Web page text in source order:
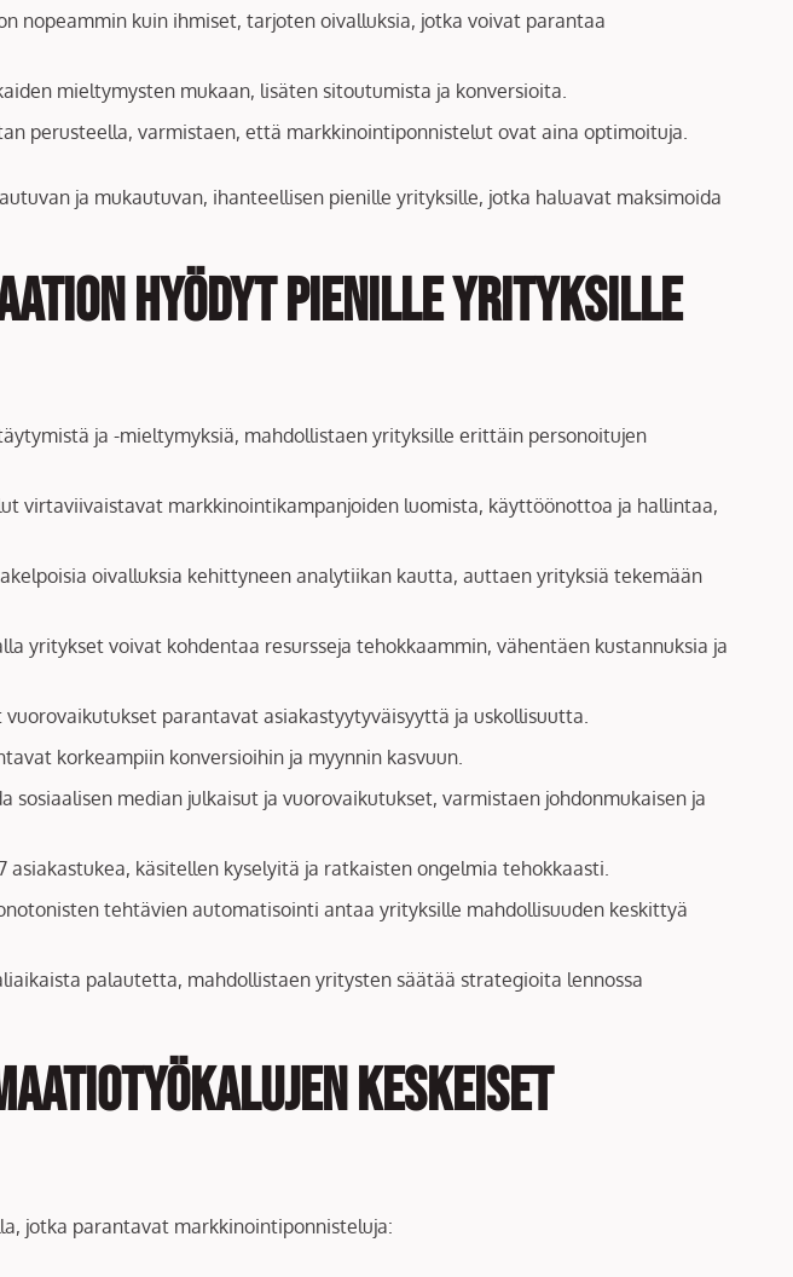
nopeammin kuin ihmiset, tarjoten oivalluksia, jotka voivat parantaa
mieltymysten mukaan, lisäten sitoutumista ja konversioita.
perusteella, varmistaen, että markkinointiponnistelut ovat aina optimoituja.
ja mukautuvan, ihanteellisen pienille yrityksille, jotka haluavat maksimoida
hyödyt pienille yrityksille
ja -mieltymyksiä, mahdollistaen yrityksille erittäin personoitujen
virtaviivaistavat markkinointikampanjoiden luomista, käyttöönottoa ja hallintaa,
oivalluksia kehittyneen analytiikan kautta, auttaen yrityksiä tekemään
yritykset voivat kohdentaa resursseja tehokkaammin, vähentäen kustannuksia ja
parantavat asiakastyytyväisyyttä ja uskollisuutta.
korkeampiin konversioihin ja myynnin kasvuun.
sosiaalisen median julkaisut ja vuorovaikutukset, varmistaen johdonmukaisen ja
käsitellen kyselyitä ja ratkaisten ongelmia tehokkaasti.
tehtävien automatisointi antaa yrityksille mahdollisuuden keskittyä
palautetta, mahdollistaen yritysten säätää strategioita lennossa
keskeiset
jotka parantavat markkinointiponnisteluja: